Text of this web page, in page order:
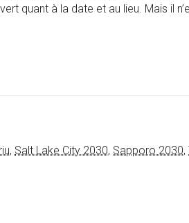
quant à la date et au lieu. Mais il
, Salt Lake City 2030, Sapporo 2030,